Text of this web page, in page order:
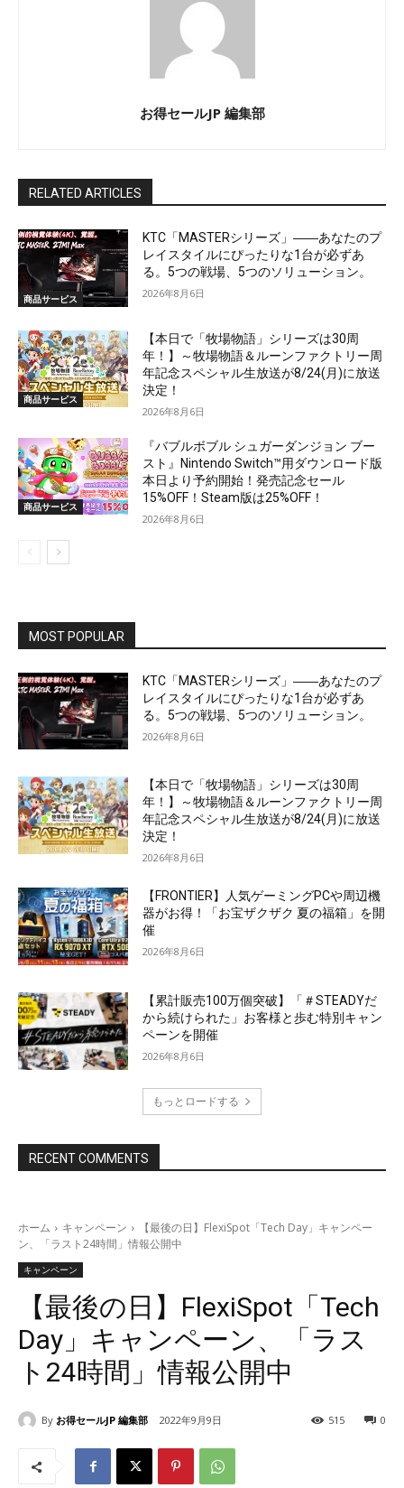
お得セールJP 編集部
RELATED ARTICLES
商品サービス
KTC「MASTERシリーズ」――あなたのプ
レイスタイルにぴったりな1台が必ずあ
る。5つの戦場、5つのソリューション。
2026年8月6日
商品サービス
【本日で「牧場物語」シリーズは30周
年！】～牧場物語＆ルーンファクトリー周
年記念スペシャル生放送が8/24(月)に放送
決定！
2026年8月6日
商品サービス
『バブルボブル シュガーダンジョン ブー
スト』Nintendo Switch™用ダウンロード版
本日より予約開始！発売記念セール
15%OFF！Steam版は25%OFF！
2026年8月6日
MOST POPULAR
KTC「MASTERシリーズ」――あなたのプ
レイスタイルにぴったりな1台が必ずあ
る。5つの戦場、5つのソリューション。
2026年8月6日
【本日で「牧場物語」シリーズは30周
年！】～牧場物語＆ルーンファクトリー周
年記念スペシャル生放送が8/24(月)に放送
決定！
2026年8月6日
【FRONTIER】人気ゲーミングPCや周辺機
器がお得！「お宝ザクザク 夏の福箱」を開
催
2026年8月6日
【累計販売100万個突破】「＃STEADYだ
から続けられた」お客様と歩む特別キャン
ペーンを開催
2026年8月6日
もっとロードする
RECENT COMMENTS